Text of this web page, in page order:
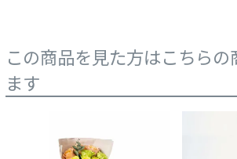
この商品を見た方はこちら
ます